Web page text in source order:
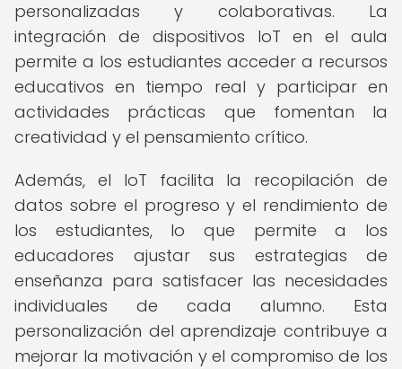
personalizadas y colaborativas. La
integración de dispositivos IoT en el aula
permite a los estudiantes acceder a recursos
educativos en tiempo real y participar en
actividades prácticas que fomentan la
creatividad y el pensamiento crítico.
Además, el IoT facilita la recopilación de
datos sobre el progreso y el rendimiento de
los estudiantes, lo que permite a los
educadores ajustar sus estrategias de
enseñanza para satisfacer las necesidades
individuales de cada alumno. Esta
personalización del aprendizaje contribuye a
mejorar la motivación y el compromiso de los